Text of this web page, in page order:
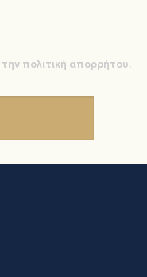
πολιτική απορρήτου.